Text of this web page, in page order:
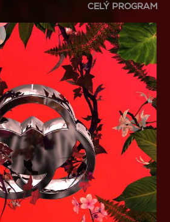
CELÝ PROGRAM